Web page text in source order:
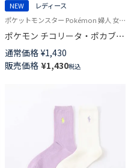
NEW
レディース
ポケットモンスター Pokémon 婦人 女性 ギフト
ポケモン チコリータ・ポカブ・
ワニノコ プリント クルー丈 カ
ジュアル ソックス レディース
03307021
通常価格 ¥1,430
販売価格 ¥1,430税込